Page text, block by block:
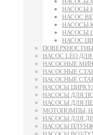
НАСОСЫ
НАСОС
НАСОСЫ
НАСОСЫ
НАСОС
НАСОС LEO
НАСОСНЫЕ
НАСОСНЫЕ
НАСОСНЫЕ
НАСОСЫ
НАСОСЫ ДЛЯ
НАСОСЫ ДЛЯ
МОТОПОМПЫ,
НАСОСЫ ДЛЯ
НАСОСЫ